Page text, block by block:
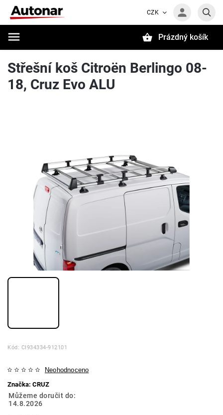
CZK
Prázdný košík
Střešní koš Citroën Berlingo 08-
18, Cruz Evo ALU
Kód: CI934334-912101
Neohodnoceno
Značka: CRUZ
Můžeme doručit do:
14.8.2026